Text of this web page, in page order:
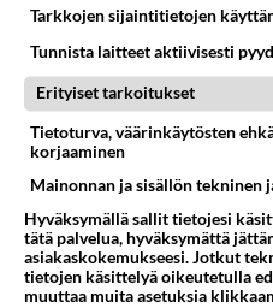
laittaa pitoon kun tulee
teille! Asia selvisi!🔆
Äänestä
Anonyymi
nivalan kansalaiset ei
oman väkivallan takia
väkivalkta halonen tarjaa
Tarkkojen sijaintitietojen
Tunnista laitteet aktiivisesti
Erityiset tarkoitukset
Tietoturva, väärinkäytösten
korjaaminen
Mainonnan ja sisällön tekninen
Hyväksymällä sallit tietojesi
tätä palvelua, hyväksymättä
asiakaskokemukseesi. Jotkut
tietojen käsittelyä oikeutetulla
muuttaa muita asetuksia